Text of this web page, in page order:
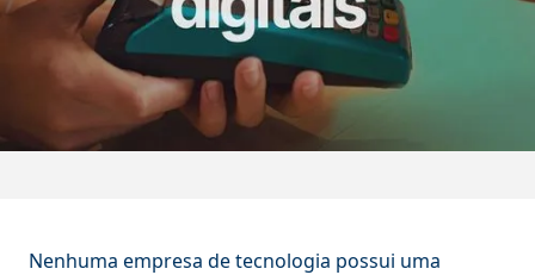
Nenhuma empresa de tecnologia possui uma